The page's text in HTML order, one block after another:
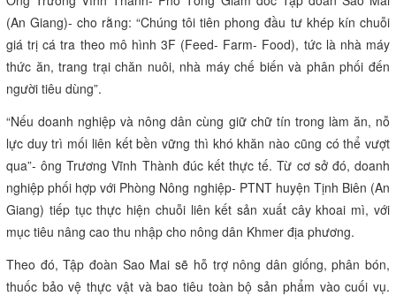
triệu đồng/năm/ha tăng gần 10 triệu đồng. Năm 2016, nông dân
xã viên thu lợi từ 14,8-18 triệu đồng/ha; năm 2017 thu lợi từ 19,6-
27,7 triệu đồng/ha và năm 2018 thu lợi từ 22,5-30 triệu đồng/ha.
Với việc liên kết, Saigon Co.op đã tính toán để nông dân xã viên
có lời thỏa đáng và mua lúa mỗi vụ luôn cao hơn giá thị trường
40%.
Doanh nghiệp “bắt tay” làm ăn với nông dân
Việc các doanh nghiệp, tập đoàn lớn “bắt tay” làm ăn với nông dân,
đã giải quyết rốt ráo đầu ra cho nông sản, giúp người nông dân làm
giàu trên mảnh đất của mình.
Ông Trương Vĩnh Thành- Phó Tổng Giám đốc Tập đoàn Sao Mai
(An Giang)- cho rằng: “Chúng tôi tiên phong đầu tư khép kín chuỗi